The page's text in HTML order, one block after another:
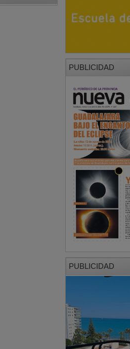
PUBLICIDAD
PUBLICIDAD